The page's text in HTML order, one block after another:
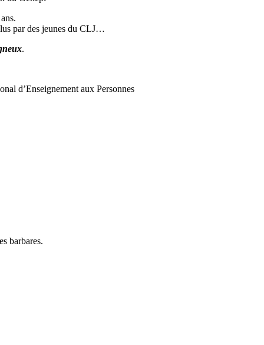
par des jeunes du CLJ…
.
d’Enseignement aux Personnes
barbares.